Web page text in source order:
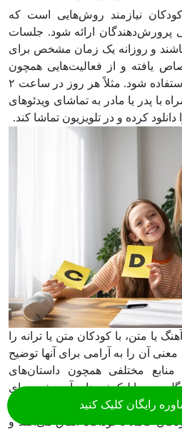
نیازمند روش‌هایی است که
پرورش‌دهندگان ارائه شود. جلسات
و روزانه یک زمان مشخص برای
یافته و از فعالیت‌هایی همچون
تماشای ویدئوهای آموزشی استفاده شود. مثلاً هر روز در ساعت ۲
با پدر یا مادر به تماشای ویدئوهای
دانلود کرده و در تلویزیون تماشا کند.
یا متن، با کودکان متن یا ترانه را
آن را به آرامی برای آنها توضیح
منابع مختلفی همچون داستان‌های
و اپلیکیشن‌های آموزشی برای
مؤثر برای آموزش زبان به کودکان
کاملاً ناخودآگاه اتفاق می‌افتد و
رایگان کلیک کنید